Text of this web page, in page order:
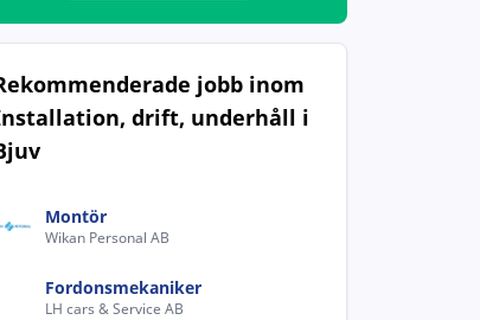
jobb inom
drift, underhåll i
Montör
Wikan Personal AB
Fordonsmekaniker
LH cars & Service AB